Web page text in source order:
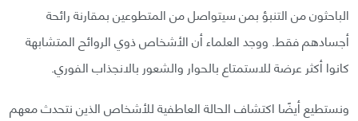
الباحثون من التنبؤ بمن سيتواصل من المتطوعين بمقارنة رائحة
أجسادهم فقط. ووجد العلماء أن الأشخاص ذوي الروائح المتشابهة
كانوا أكثر عرضة للاستمتاع بالحوار والشعور بالانجذاب الفوري.
ونستطيع أيضًا اكتشاف الحالة العاطفية للأشخاص الذين نتحدث معهم